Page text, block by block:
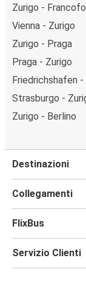
Zurigo -
Vienna - Zurigo
Zurigo - Praga
Praga - Zurigo
Friedrichshafen -
Strasburgo -
Zurigo - Berlino
Destinazioni
Collegamenti
FlixBus
Servizio Clienti